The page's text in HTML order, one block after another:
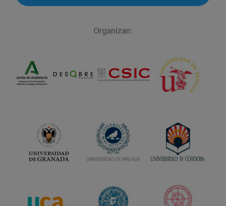
facebook
twitter
instagram